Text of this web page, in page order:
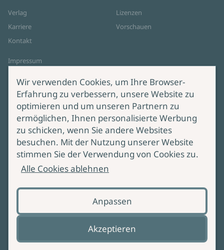
Verlag
Karriere
Kontakt
Impressum
Cookie-Einstellungen
AGB Online Shop
Lizenzen
Vorschauen
Service
Lieferung & Versand
Produktsicherheit
Bei Fragen zur Produktsicherheit
wenden Sie sich bitte an
Wir verwenden Cookies, um Ihre Browser-
Erfahrung zu verbessern, unsere Website zu
optimieren und um unseren Partnern zu
ermöglichen, Ihnen personalisierte Werbung
zu schicken, wenn Sie andere Websites
besuchen. Mit der Nutzung unserer Website
stimmen Sie der Verwendung von Cookies zu.
Alle Cookies ablehnen
Anpassen
Akzeptieren